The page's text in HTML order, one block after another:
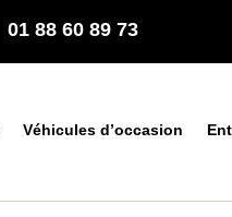
01 88 60 89 73
Véhicules d’occasion